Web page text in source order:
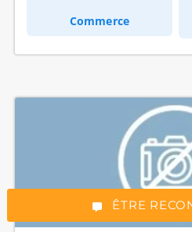
ÊTRE
Commerce